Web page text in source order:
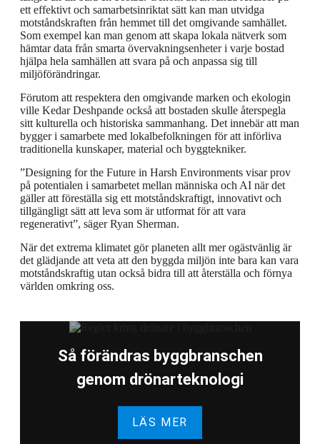
ett effektivt och samarbetsinriktat sätt kan man utvidga
motståndskraften från hemmet till det omgivande samhället.
Som exempel kan man genom att skapa lokala nätverk som
hämtar data från smarta övervakningsenheter i varje bostad
hjälpa hela samhällen att svara på och anpassa sig till
miljöförändringar.
Förutom att respektera den omgivande marken och ekologin
ville Kedar Deshpande också att bostaden skulle återspegla
sitt kulturella och historiska sammanhang. Det innebär att man
bygger i samarbete med lokalbefolkningen för att införliva
traditionella kunskaper, material och byggtekniker.
”Designing for the Future in Harsh Environments visar prov
på potentialen i samarbetet mellan människa och AI när det
gäller att föreställa sig ett motståndskraftigt, innovativt och
tillgängligt sätt att leva som är utformat för att vara
regenerativt”, säger Ryan Sherman.
När det extrema klimatet gör planeten allt mer ogästvänlig är
det glädjande att veta att den byggda miljön inte bara kan vara
motståndskraftig utan också bidra till att återställa och förnya
världen omkring oss.
Så förändras byggbranschen
genom drönarteknologi
LÄS MER